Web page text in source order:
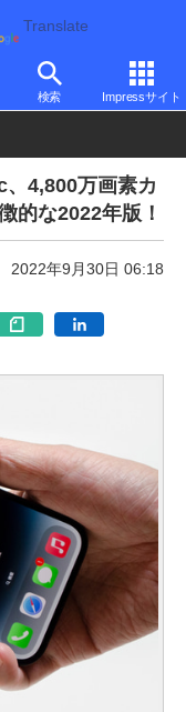
Translate
検索 Impressサイト
ォン スマートフォン
4,800万画素カ
的な2022年版！
2022年9月30日 06:18